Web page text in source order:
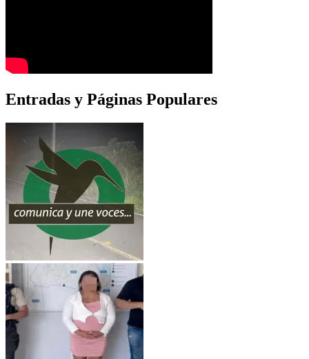
Entradas y Páginas Populares